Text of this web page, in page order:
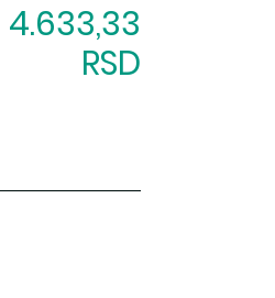
4.633,33
RSD